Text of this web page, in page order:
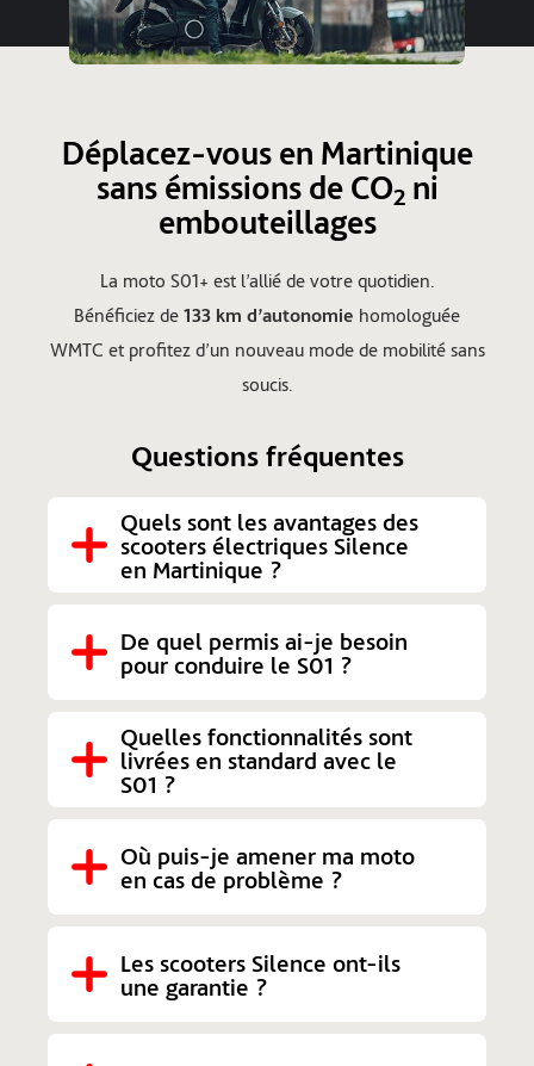
Déplacez-vous en Martinique
sans émissions de CO2ni
embouteillages
La moto S01+ est l’allié de votre quotidien.
Bénéficiez de 133 km d’autonomie homologuée
WMTC et profitez d’un nouveau mode de mobilité sans
soucis.
Questions fréquentes
Quels sont les avantages des
scooters électriques Silence
en Martinique ?
De quel permis ai-je besoin
pour conduire le S01 ?
Quelles fonctionnalités sont
livrées en standard avec le
S01 ?
Où puis-je amener ma moto
en cas de problème ?
Les scooters Silence ont-ils
une garantie ?